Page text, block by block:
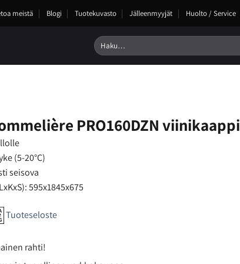
meistä Blogi Tuotekuvasto Jälleenmyyjät Huolto / Service
Etsi:
PRO160DZN viinikaappi
(5-20°C)
seisova
595x1845x675
Tuoteseloste
rahti!